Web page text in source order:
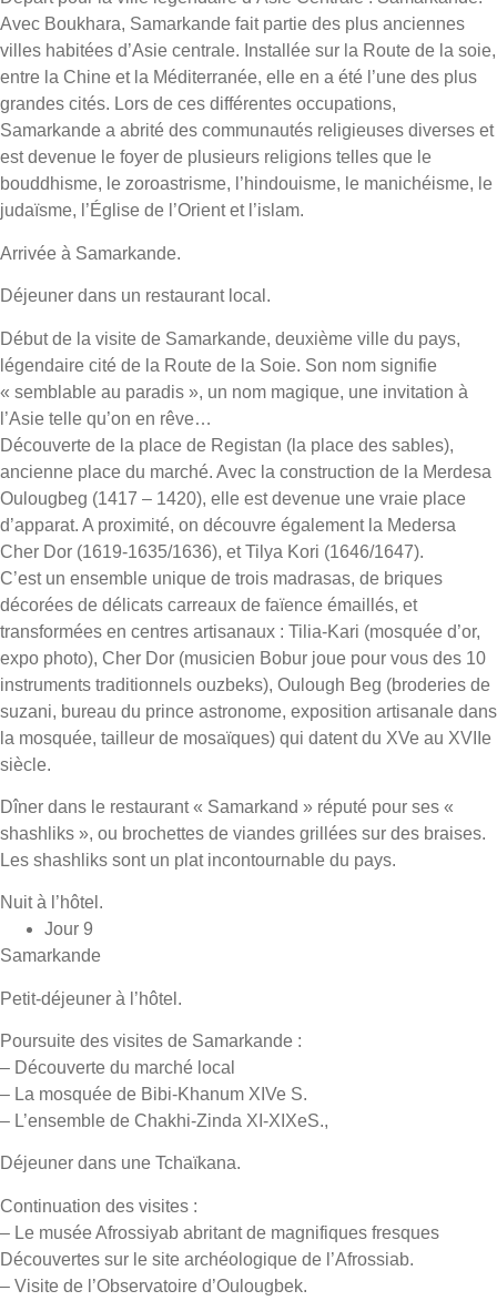
Avec Boukhara, Samarkande fait partie des plus anciennes
villes habitées d’Asie centrale. Installée sur la Route de la soie,
entre la Chine et la Méditerranée, elle en a été l’une des plus
grandes cités. Lors de ces différentes occupations,
Samarkande a abrité des communautés religieuses diverses et
est devenue le foyer de plusieurs religions telles que le
bouddhisme, le zoroastrisme, l’hindouisme, le manichéisme, le
judaïsme, l’Église de l’Orient et l’islam.
Arrivée à Samarkande.
Déjeuner dans un restaurant local.
Début de la visite de Samarkande, deuxième ville du pays,
légendaire cité de la Route de la Soie. Son nom signifie
« semblable au paradis », un nom magique, une invitation à
l’Asie telle qu’on en rêve…
Découverte de la place de Registan (la place des sables),
ancienne place du marché. Avec la construction de la Merdesa
Oulougbeg (1417 – 1420), elle est devenue une vraie place
d’apparat. A proximité, on découvre également la Medersa
Cher Dor (1619-1635/1636), et Tilya Kori (1646/1647).
C’est un ensemble unique de trois madrasas, de briques
décorées de délicats carreaux de faïence émaillés, et
transformées en centres artisanaux : Tilia-Kari (mosquée d’or,
expo photo), Cher Dor (musicien Bobur joue pour vous des 10
instruments traditionnels ouzbeks), Oulough Beg (broderies de
suzani, bureau du prince astronome, exposition artisanale dans
la mosquée, tailleur de mosaïques) qui datent du XVe au XVIIe
siècle.
Dîner dans le restaurant « Samarkand » réputé pour ses «
shashliks », ou brochettes de viandes grillées sur des braises.
Les shashliks sont un plat incontournable du pays.
Nuit à l’hôtel.
Jour 9
Samarkande
Petit-déjeuner à l’hôtel.
Poursuite des visites de Samarkande :
– Découverte du marché local
– La mosquée de Bibi-Khanum XIVe S.
– L’ensemble de Chakhi-Zinda XI-XIXeS.,
Déjeuner dans une Tchaïkana.
Continuation des visites :
– Le musée Afrossiyab abritant de magnifiques fresques
Découvertes sur le site archéologique de l’Afrossiab.
– Visite de l’Observatoire d’Oulougbek.